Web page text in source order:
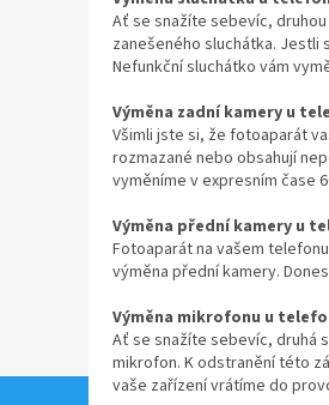
Ať se snažíte sebevíc,
zanešeného sluchátka. Jestli
Nefunkční sluchátko vám
Výměna zadní kamery u
Všimli jste si, že fotoaparát
rozmazané nebo obsahují
vyměníme v expresním čase
Výměna přední kamery u
Fotoaparát na vašem
výměna přední kamery.
Výměna mikrofonu u
Ať se snažíte sebevíc, druhá
mikrofon. K odstranění této
vaše zařízení vrátíme do